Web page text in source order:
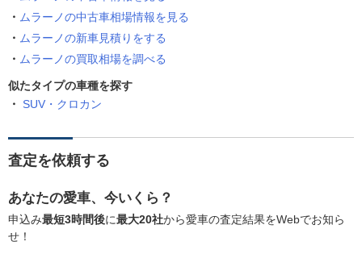
ムラーノの中古車相場情報を見る
ムラーノの新車見積りをする
ムラーノの買取相場を調べる
似たタイプの車種を探す
SUV・クロカン
査定を依頼する
あなたの愛車、今いくら？
申込み最短3時間後に最大20社から愛車の査定結果をWebでお知ら
せ！